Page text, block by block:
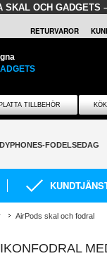
SKAL OCH GADGETS
RETURVAROR
TILLBEHÖR
AirPods skal och fodral